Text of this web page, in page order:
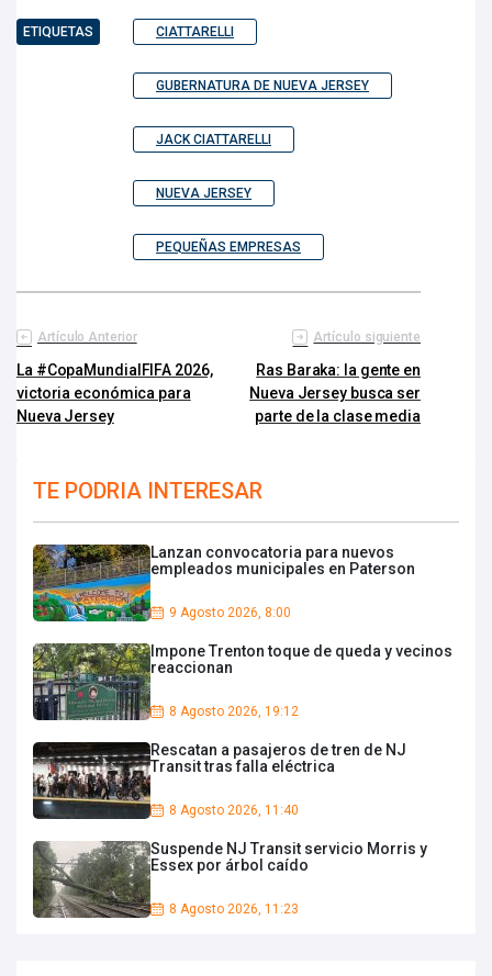
ETIQUETAS CIATTARELLI
GUBERNATURA DE NUEVA JERSEY
JACK CIATTARELLI
NUEVA JERSEY
PEQUEÑAS EMPRESAS
Artículo Anterior
La #CopaMundialFIFA 2026,
victoria económica para
Nueva Jersey
Artículo siguiente
Ras Baraka: la gente en
Nueva Jersey busca ser
parte de la clase media
TE PODRIA INTERESAR
Lanzan convocatoria para nuevos
empleados municipales en Paterson
9 Agosto 2026, 8:00
Impone Trenton toque de queda y vecinos
reaccionan
8 Agosto 2026, 19:12
Rescatan a pasajeros de tren de NJ
Transit tras falla eléctrica
8 Agosto 2026, 11:40
Suspende NJ Transit servicio Morris y
Essex por árbol caído
8 Agosto 2026, 11:23